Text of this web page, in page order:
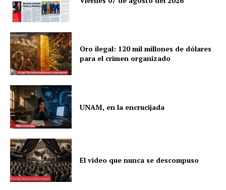
Oro ilegal: 120 mil millones de dólares
para el crimen organizado
UNAM, en la encrucijada
El video que nunca se descompuso